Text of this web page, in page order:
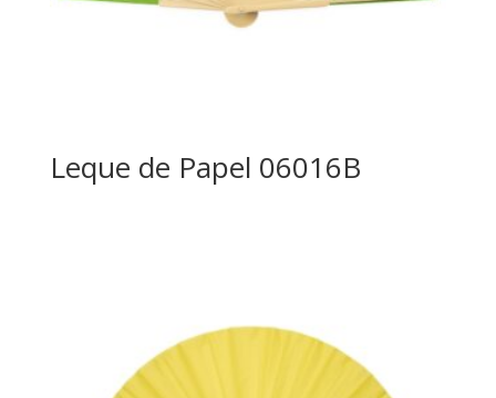
Leque de Papel 06016B